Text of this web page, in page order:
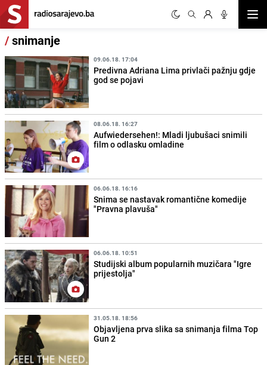
/snimanje
09.06.18. 17:04
Predivna Adriana Lima privlači pažnju gdje
god se pojavi
08.06.18. 16:27
Aufwiedersehen!: Mladi ljubušaci snimili
film o odlasku omladine
06.06.18. 16:16
Snima se nastavak romantične komedije
"Pravna plavuša"
06.06.18. 10:51
Studijski album popularnih muzičara "Igre
prijestolja"
31.05.18. 18:56
Objavljena prva slika sa snimanja filma Top
Gun 2